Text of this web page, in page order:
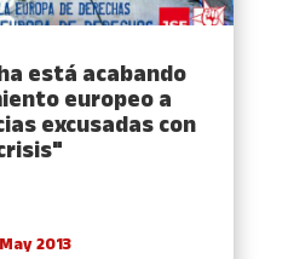
está acabando
europeo a
excusadas con
2013